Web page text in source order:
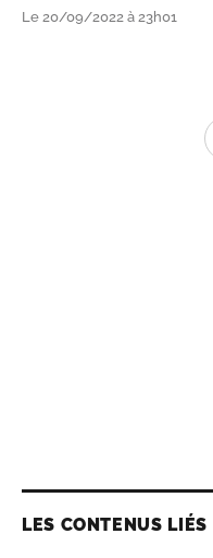
Le 20/09/2022 à 23h01
LES CONTENUS LIÉS